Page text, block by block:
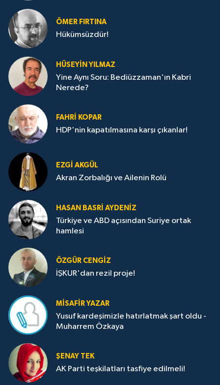
ÖMER FIRTINA
Hükümsüzdür!
HÜSEYIN YILMAZ
Yine Aynı Soru: Bediüzzaman'ın Kabri
Nerede?
FAHRI KOPAR
HDP'nin kapatılmasına karşı çıkanlar!
EZGI AKGÜL
Akran Zorbalığı ve Ailenin Rolü
HASAN BASRI AYDENIZ
Türkiye ve ABD açısından Suriye ortak
hamlesi
ÖZGÜR CENGIZ
İŞKUR'dan rezil proje!
MISAFIR YAZAR
Yusuf kardeşimizle hatırlatmak şart oldu -
Muharrem Özkaya
ŞENAY TEK
AK Parti teşkilatları tasfiye edilmeli!